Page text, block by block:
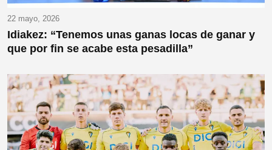
22 mayo, 2026
Idiakez: “Tenemos unas ganas locas de ganar y
que por fin se acabe esta pesadilla”